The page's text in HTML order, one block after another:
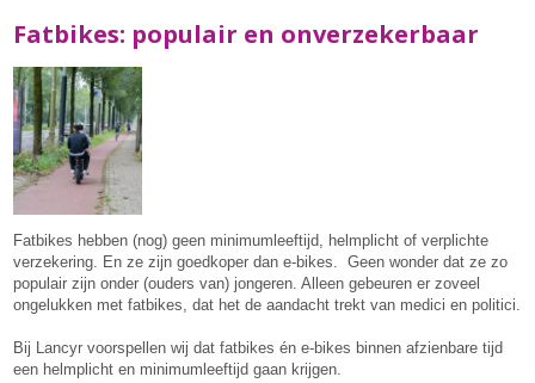
Fatbikes: populair en onverzekerbaar
Fatbikes hebben (nog) geen minimumleeftijd, helmplicht of verplichte
verzekering. En ze zijn goedkoper dan e-bikes. Geen wonder dat ze zo
populair zijn onder (ouders van) jongeren. Alleen gebeuren er zoveel
ongelukken met fatbikes, dat het de aandacht trekt van medici en politici.
Bij Lancyr voorspellen wij dat fatbikes én e-bikes binnen afzienbare tijd
een helmplicht en minimumleeftijd gaan krijgen.